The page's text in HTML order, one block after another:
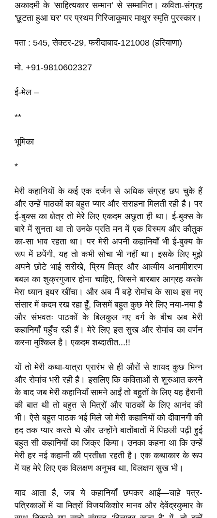
अकादमी के 'साहित्यकार सम्मान’ से सम्मानित। कविता-संग्रह
'छूटता हुआ घर’ पर प्रथम गिरिजाकुमार माथुर स्मृति पुरस्कार।
पता : 545, सेक्टर-29, फरीदाबाद-121008 (हरियाणा)
मो. +91-9810602327
ई-मेल –
**
भूमिका
*
मेरी कहानियों के कई एक दर्जन से अधिक संग्रह छप चुके हैं
और उन्हें पाठकों का बहुत प्यार और सराहना मिलती रही है। पर
ई-बुक्स का क्षेत्र तो मेरे लिए एकदम अछूता ही था। ई-बुक्स के
बारे में सुनता था तो उनके प्रति मन में एक विस्मय और कौतुक
का-सा भाव रहता था। पर मेरी अपनी कहानियाँ भी ई-बुक्य के
रूप में छपेंगी, यह तो कभी सोचा भी नहीं था। इसके लिए मुझे
अपने छोटे भाई सरीखे, प्रिय मित्र और आत्मीय अनामीशरण
बबल का शुक्रगुजार होना चाहिए, जिसने बारबार आग्रह करके
मेरा ध्यान इधर खींचा। और अब मैं बड़े रोमांच के साथ इस नए
संसार में कदम रख रहा हूँ, जिसमें बहुत कुछ मेरे लिए नया-नया है
और संभवतः पाठकों के बिलकुल नए वर्ग के बीच अब मेरी
कहानियाँ पहुँच रही हैं। मेरे लिए इस सुख और रोमांच का वर्णन
करना मुश्किल है। एकदम शब्दातीत...!!
यों तो मेरी कथा-यात्रा प्रारंभ से ही औरों से शायद कुछ भिन्न
और रोमांच भरी रही है। इसलिए कि कविताओं से शुरुआत करने
के बाद जब मेरी कहानियाँ सामने आईं तो बहुतों के लिए यह हैरानी
की बात थी तो बहुत से मित्रों और पाठकों के लिए आनंद की
भी। ऐसे बहुत पाठक भई मिले जो मेरी कहानियों को दीवानगी की
हद तक प्यार करते थे और उन्होंने बातोंबातों में पिछली पढ़ी हुई
बहुत सी कहानियों का जिक्र किया। उनका कहना था कि उन्हें
मेरी हर नई कहानी की प्रतीक्षा रहती है। एक कथाकार के रूप
में यह मेरे लिए एक विलक्षण अनुभव था, विलक्षण सुख भी।
याद आता है, जब ये कहानियाँ छपकर आईं—चाहे पत्र-
पत्रिकाओं में या मित्रों विजयकिशोर मानव और देवेंद्रकुमार के